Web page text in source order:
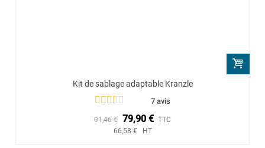
Kit de sablage adaptable Kranzle
7 avis
91,46 € 79,90 € TTC
66,58 € HT